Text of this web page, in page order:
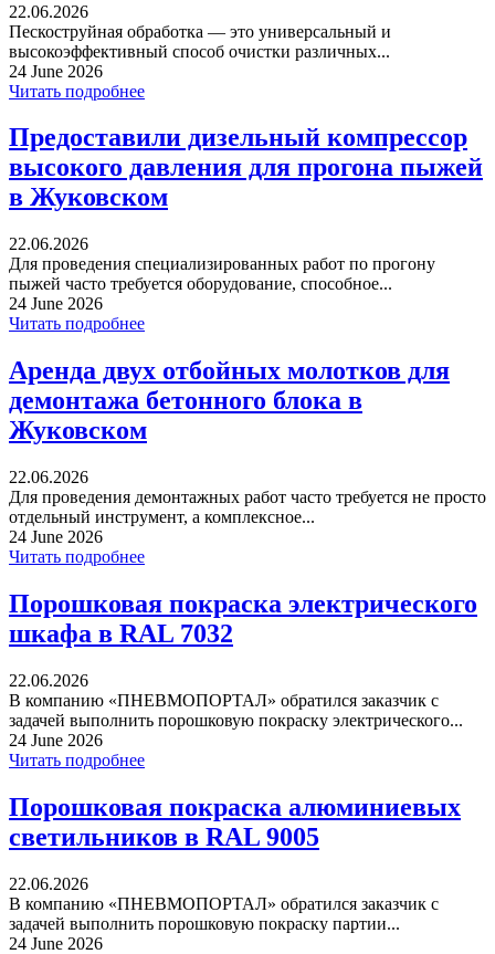
22.06.2026
Пескоструйная обработка — это универсальный и
высокоэффективный способ очистки различных...
24 June 2026
Читать подробнее
Предоставили дизельный компрессор
высокого давления для прогона пыжей
в Жуковском
22.06.2026
Для проведения специализированных работ по прогону
пыжей часто требуется оборудование, способное...
24 June 2026
Читать подробнее
Аренда двух отбойных молотков для
демонтажа бетонного блока в
Жуковском
22.06.2026
Для проведения демонтажных работ часто требуется не просто
отдельный инструмент, а комплексное...
24 June 2026
Читать подробнее
Порошковая покраска электрического
шкафа в RAL 7032
22.06.2026
В компанию «ПНЕВМОПОРТАЛ» обратился заказчик с
задачей выполнить порошковую покраску электрического...
24 June 2026
Читать подробнее
Порошковая покраска алюминиевых
светильников в RAL 9005
22.06.2026
В компанию «ПНЕВМОПОРТАЛ» обратился заказчик с
задачей выполнить порошковую покраску партии...
24 June 2026